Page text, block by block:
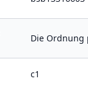
Die Ordnung
c1